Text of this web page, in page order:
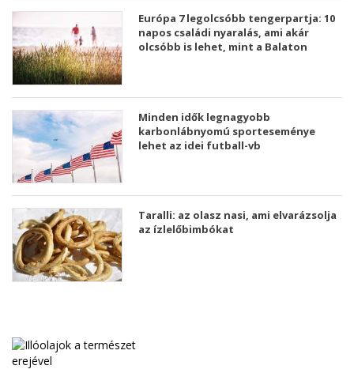
Európa 7 legolcsóbb tengerpartja: 10
napos családi nyaralás, ami akár
olcsóbb is lehet, mint a Balaton
Minden idők legnagyobb
karbonlábnyomú sporteseménye
lehet az idei futball-vb
Taralli: az olasz nasi, ami elvarázsolja
az ízlelőbimbókat